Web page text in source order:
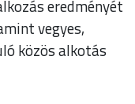
eredményét
vegyes,
közös alkotás